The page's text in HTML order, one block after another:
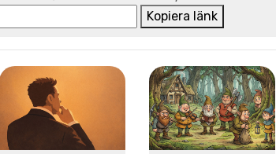
Kopiera länk